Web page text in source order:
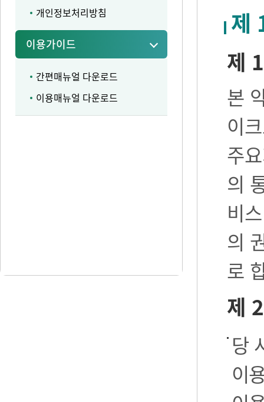
개인정보처리방침
이용가이드
간편매뉴얼 다운로드
이용매뉴얼 다운로드
제
제
본
이
주
의
비
의
로
제
당
이